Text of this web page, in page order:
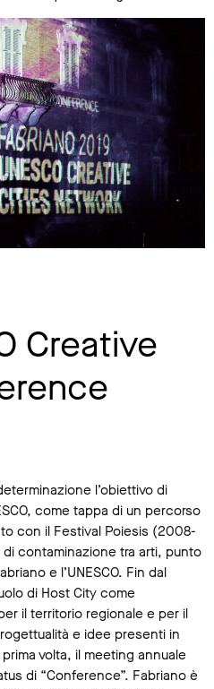
Creative
l’obiettivo di
come tappa di un percorso
con il Festival Poiesis (2008-
contaminazione tra arti, punto
e l’UNESCO. Fin dal
di Host City come
il territorio regionale e per il
e idee presenti in
volta, il meeting annuale
di “Conference”. Fabriano è